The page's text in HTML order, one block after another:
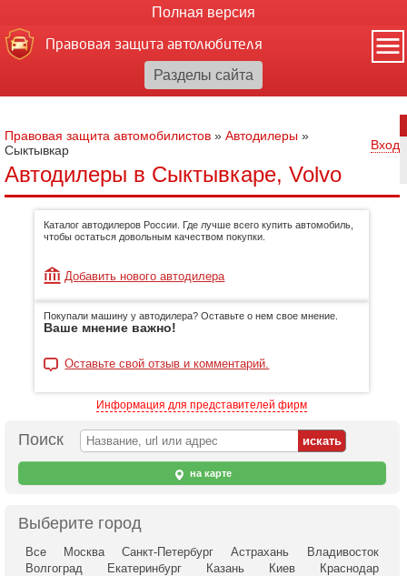
Полная версия
Правовая защита автолюбителя
Правовая защита автомобилистов » Автодилеры »
Сыктывкар
Вход
Автодилеры в Сыктывкаре, Volvo
Каталог автодилеров России. Где лучше всего купить автомобиль,
чтобы остаться довольным качеством покупки.
Добавить нового автодилера
Покупали машину у автодилера? Оставьте о нем свое мнение.
Ваше мнение важно!
Оставьте свой отзыв и комментарий.
Информация для представителей фирм
Поиск
на карте
Выберите город
Все Москва Санкт-Петербург Астрахань
Владивосток
Волгоград
Екатеринбург Казань Киев
Краснодар